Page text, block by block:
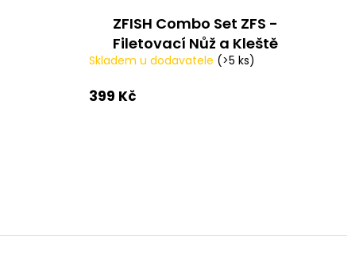
ZFISH Combo Set ZFS -
Filetovací Nůž a Kleště
Skladem u dodavatele (>5 ks)
399 Kč